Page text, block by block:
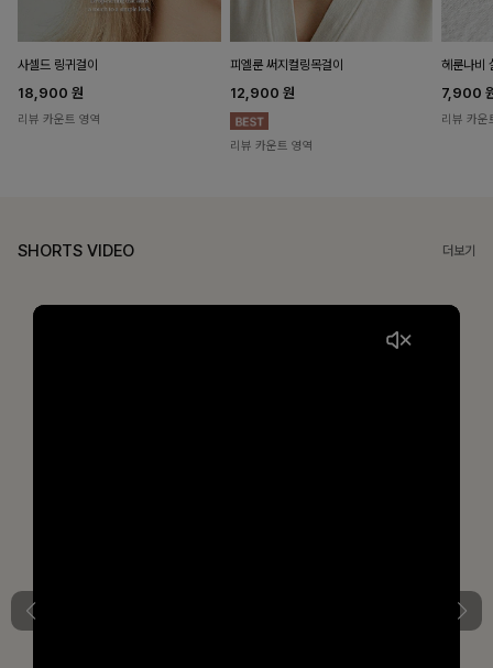
사셀드 링귀걸이
18,900 원
리뷰 카운트 영역
피엘룬 써지컬링목걸이
12,900 원
리뷰 카운트 영역
헤룬나비
7,900
리뷰 카운
SHORTS VIDEO 더보기